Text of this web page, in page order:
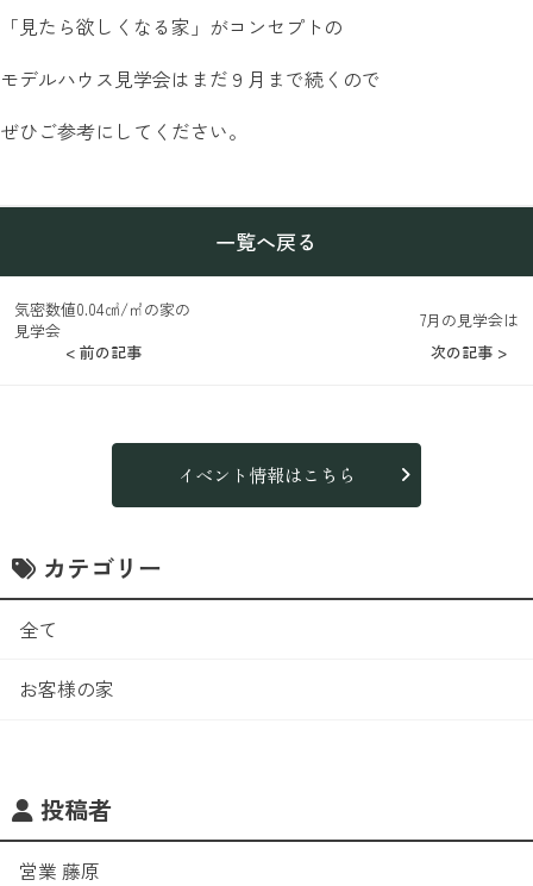
「見たら欲しくなる家」がコンセプトの
モデルハウス見学会はまだ９月まで続くので
ぜひご参考にしてください。
< 前の記事
気密数値0.04㎠/㎡の家の
見学会
一覧へ戻る
7月の見学会は
次の記事 >
イベント情報はこちら
カテゴリー
全て
お客様の家
投稿者
営業 藤原